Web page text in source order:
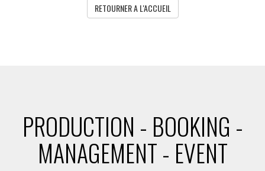
RETOURNER A L'ACCUEIL
PRODUCTION - BOOKING -
MANAGEMENT - EVENT